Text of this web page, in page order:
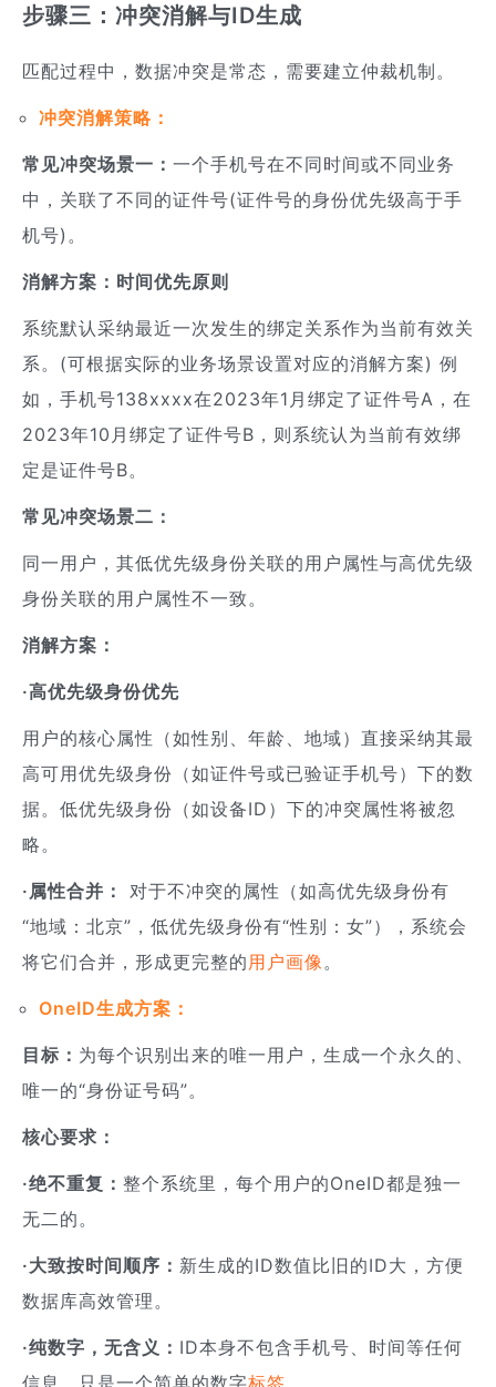
步骤三：冲突消解与ID生成
匹配过程中，数据冲突是常态，需要建立仲裁机制。
冲突消解策略：
常见冲突场景一： 一个手机号在不同时间或不同业务
中，关联了不同的证件号(证件号的身份优先级高于手
机号)。
消解方案：时间优先原则
系统默认采纳最近一次发生的绑定关系作为当前有效关
系。(可根据实际的业务场景设置对应的消解方案) 例
如，手机号138xxxx在2023年1月绑定了证件号A，在
2023年10月绑定了证件号B，则系统认为当前有效绑
定是证件号B。
常见冲突场景二：
同一用户，其低优先级身份关联的用户属性与高优先级
身份关联的用户属性不一致。
消解方案：
·高优先级身份优先
用户的核心属性（如性别、年龄、地域）直接采纳其最
高可用优先级身份（如证件号或已验证手机号）下的数
据。低优先级身份（如设备ID）下的冲突属性将被忽
略。
·属性合并：
对于不冲突的属性（如高优先级身份有
“地域：北京”，低优先级身份有“性别：女”），系统会
将它们合并，形成更完整的 用户画像 。
OneID生成方案：
目标： 为每个识别出来的唯一用户，生成一个永久的、
唯一的“身份证号码”。
核心要求：
·绝不重复： 整个系统里，每个用户的OneID都是独一
无二的。
·大致按时间顺序： 新生成的ID数值比旧的ID大，方便
数据库高效管理。
·纯数字，无含义： ID本身不包含手机号、时间等任何
信息，只是一个简单的数字标签